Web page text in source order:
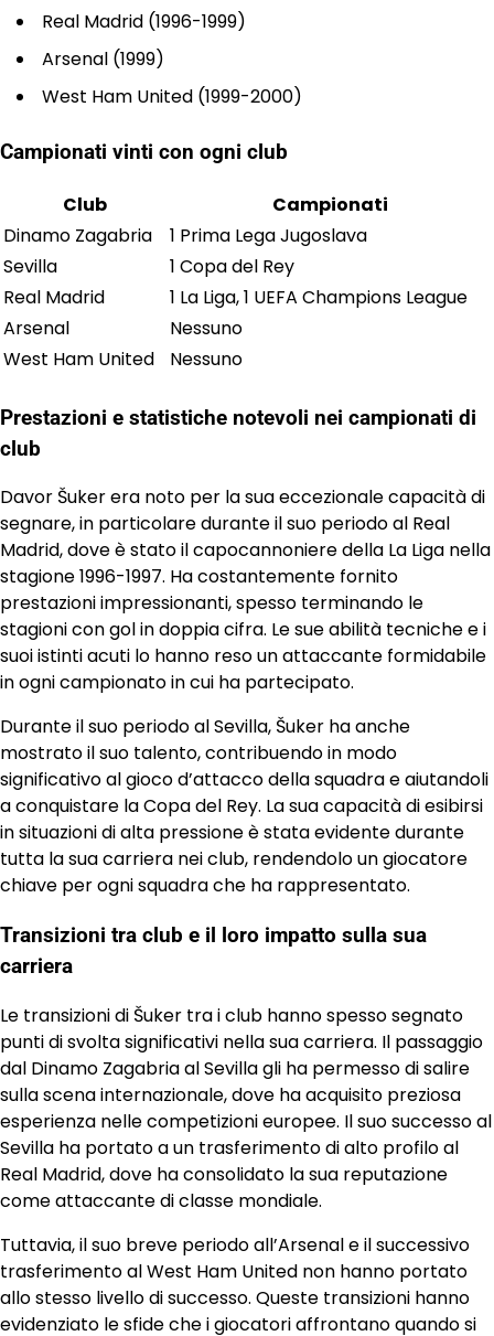
Real Madrid (1996-1999)
Arsenal (1999)
West Ham United (1999-2000)
Campionati vinti con ogni club
Club
Campionati
Dinamo Zagabria
1 Prima Lega Jugoslava
Sevilla
1 Copa del Rey
Real Madrid
1 La Liga, 1 UEFA Champions League
Arsenal
Nessuno
West Ham United
Nessuno
Prestazioni e statistiche notevoli nei campionati di
club
Davor Šuker era noto per la sua eccezionale capacità di
segnare, in particolare durante il suo periodo al Real
Madrid, dove è stato il capocannoniere della La Liga nella
stagione 1996-1997. Ha costantemente fornito
prestazioni impressionanti, spesso terminando le
stagioni con gol in doppia cifra. Le sue abilità tecniche e i
suoi istinti acuti lo hanno reso un attaccante formidabile
in ogni campionato in cui ha partecipato.
Durante il suo periodo al Sevilla, Šuker ha anche
mostrato il suo talento, contribuendo in modo
significativo al gioco d’attacco della squadra e aiutandoli
a conquistare la Copa del Rey. La sua capacità di esibirsi
in situazioni di alta pressione è stata evidente durante
tutta la sua carriera nei club, rendendolo un giocatore
chiave per ogni squadra che ha rappresentato.
Transizioni tra club e il loro impatto sulla sua
carriera
Le transizioni di Šuker tra i club hanno spesso segnato
punti di svolta significativi nella sua carriera. Il passaggio
dal Dinamo Zagabria al Sevilla gli ha permesso di salire
sulla scena internazionale, dove ha acquisito preziosa
esperienza nelle competizioni europee. Il suo successo al
Sevilla ha portato a un trasferimento di alto profilo al
Real Madrid, dove ha consolidato la sua reputazione
come attaccante di classe mondiale.
Tuttavia, il suo breve periodo all’Arsenal e il successivo
trasferimento al West Ham United non hanno portato
allo stesso livello di successo. Queste transizioni hanno
evidenziato le sfide che i giocatori affrontano quando si